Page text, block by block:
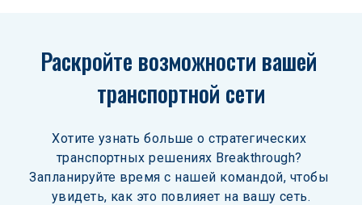
Раскройте возможности вашей
транспортной сети
Хотите узнать больше о стратегических
транспортных решениях Breakthrough?
Запланируйте время с нашей командой, чтобы
увидеть, как это повлияет на вашу сеть.